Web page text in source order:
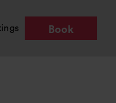
Book